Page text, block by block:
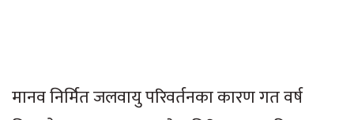
मानव निर्मित जलवायु परिवर्तनका कारण गत वर्ष